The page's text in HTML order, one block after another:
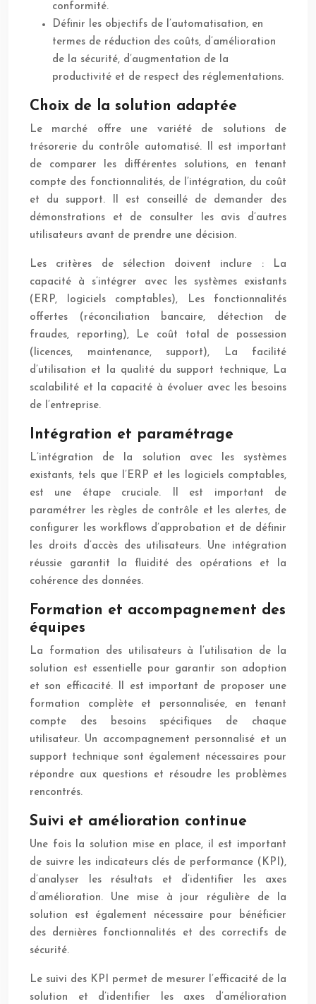
conformité.
Définir les objectifs de l’automatisation, en
termes de réduction des coûts, d’amélioration
de la sécurité, d’augmentation de la
productivité et de respect des réglementations.
Choix de la solution adaptée
Le marché offre une variété de solutions de
trésorerie du contrôle automatisé. Il est important
de comparer les différentes solutions, en tenant
compte des fonctionnalités, de l’intégration, du coût
et du support. Il est conseillé de demander des
démonstrations et de consulter les avis d’autres
utilisateurs avant de prendre une décision.
Les critères de sélection doivent inclure : La
capacité à s’intégrer avec les systèmes existants
(ERP, logiciels comptables), Les fonctionnalités
offertes (réconciliation bancaire, détection de
fraudes, reporting), Le coût total de possession
(licences, maintenance, support), La facilité
d’utilisation et la qualité du support technique, La
scalabilité et la capacité à évoluer avec les besoins
de l’entreprise.
Intégration et paramétrage
L’intégration de la solution avec les systèmes
existants, tels que l’ERP et les logiciels comptables,
est une étape cruciale. Il est important de
paramétrer les règles de contrôle et les alertes, de
configurer les workflows d’approbation et de définir
les droits d’accès des utilisateurs. Une intégration
réussie garantit la fluidité des opérations et la
cohérence des données.
Formation et accompagnement des
équipes
La formation des utilisateurs à l’utilisation de la
solution est essentielle pour garantir son adoption
et son efficacité. Il est important de proposer une
formation complète et personnalisée, en tenant
compte des besoins spécifiques de chaque
utilisateur. Un accompagnement personnalisé et un
support technique sont également nécessaires pour
répondre aux questions et résoudre les problèmes
rencontrés.
Suivi et amélioration continue
Une fois la solution mise en place, il est important
de suivre les indicateurs clés de performance (KPI),
d’analyser les résultats et d’identifier les axes
d’amélioration. Une mise à jour régulière de la
solution est également nécessaire pour bénéficier
des dernières fonctionnalités et des correctifs de
sécurité.
Le suivi des KPI permet de mesurer l’efficacité de la
solution et d’identifier les axes d’amélioration